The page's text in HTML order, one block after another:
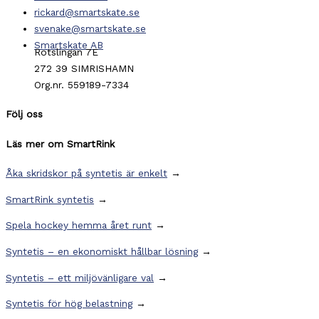
rickard@smartskate.se
svenake@smartskate.se
Smartskate AB
Rotslingan 7E
272 39 SIMRISHAMN
Org.nr. 559189-7334
Följ oss
Läs mer om SmartRink
Åka skridskor på syntetis är enkelt →
SmartRink syntetis →
Spela hockey hemma året runt →
Syntetis – en ekonomiskt hållbar lösning→
Syntetis – ett miljövänligare val →
Syntetis för hög belastning→